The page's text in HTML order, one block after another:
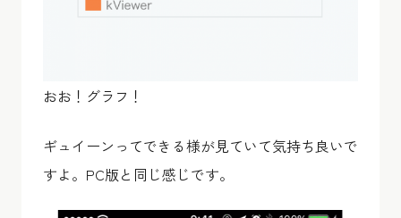
おお！グラフ！
ギュイーンってできる様が見ていて気持ち良いで
すよ。PC版と同じ感じです。